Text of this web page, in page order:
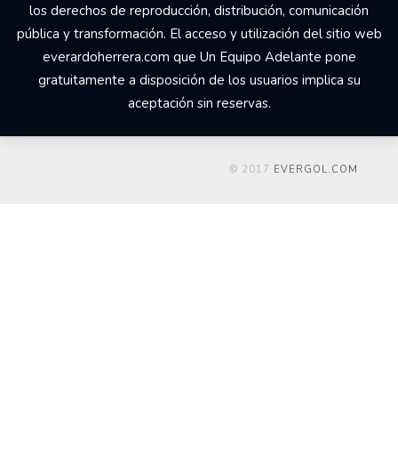
los derechos de reproducción, distribución, comunicación
pública y transformación. El acceso y utilización del sitio web
everardoherrera.com que Un Equipo Adelante pone
gratuitamente a disposición de los usuarios implica su
aceptación sin reservas.
© 2017 EVERGOL.COM